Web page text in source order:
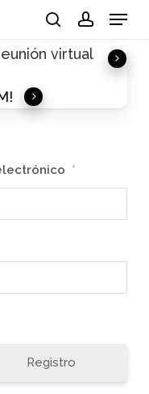
Menu
virtual
*
Registro